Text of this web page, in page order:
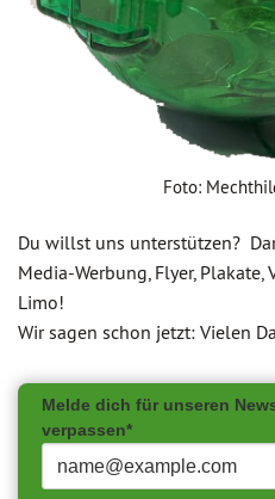
Foto:
Du willst uns unterstützen?
Media-Werbung, Flyer,
Limo!
Wir sagen schon jetzt: Vielen
Melde dich für unseren
verpassen*